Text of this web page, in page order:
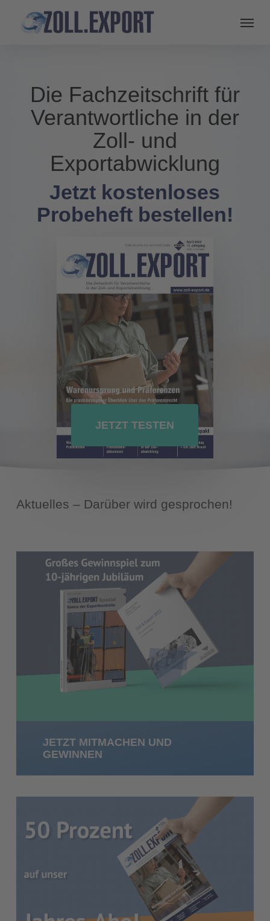
Die Fachzeitschrift für
Verantwortliche in der
Zoll- und
Exportabwicklung
Jetzt kostenloses
Probeheft bestellen!
JETZT TESTEN
Aktuelles – Darüber wird gesprochen!
JETZT MITMACHEN UND
GEWINNEN